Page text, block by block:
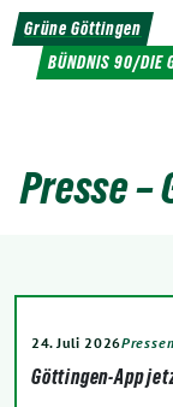
Weiter
zum
Inhalt
Grüne Göttingen
BÜNDNIS 90/DIE
Presse –
24. Juli 2026
Göttingen-App